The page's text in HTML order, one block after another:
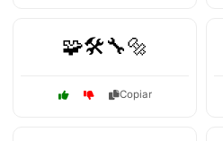
🧩🛠️🔧🔩
Copiar